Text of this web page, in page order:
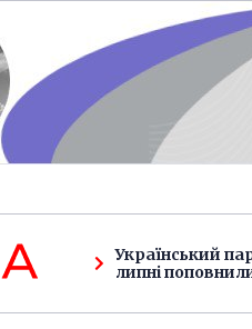
Український
липні